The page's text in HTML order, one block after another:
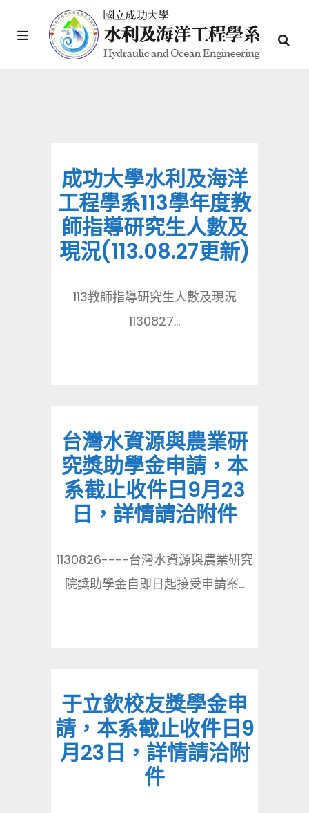
成功大學水利及海洋
工程學系113學年度教
師指導研究生人數及
現況(113.08.27更新)
113教師指導研究生人數及現況
1130827...
台灣水資源與農業研
究獎助學金申請，本
系截止收件日9月23
日，詳情請洽附件
1130826----台灣水資源與農業研究
院獎助學金自即日起接受申請案...
于立欽校友獎學金申
請，本系截止收件日9
月23日，詳情請洽附
件